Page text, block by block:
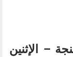
– الإثنين